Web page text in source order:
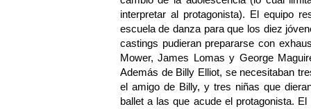
interpretar al protagonista). El equipo
escuela de danza para que los diez
castings pudieran prepararse con
Mower, James Lomas y George
Además de Billy Elliot, se necesitaban
el amigo de Billy, y tres niñas que
ballet a las que acude el protagonista.